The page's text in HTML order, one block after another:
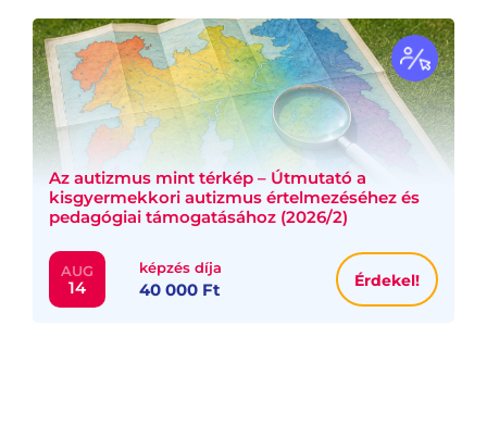
Az autizmus mint térkép – Útmutató a
kisgyermekkori autizmus értelmezéséhez és
pedagógiai támogatásához (2026/2)
AUG
14
képzés díja
40 000 Ft Érdekel!